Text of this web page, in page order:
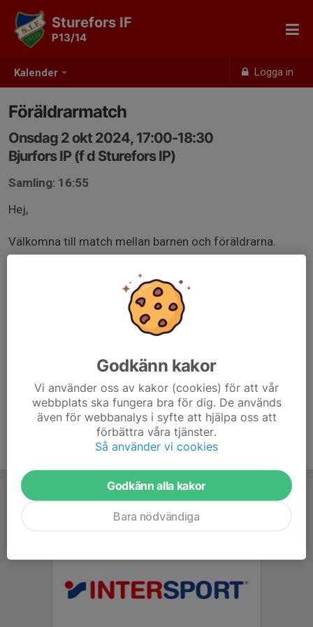
Kalender Logga in
Sturefors IF
P13/14
Föräldrarmatch
Onsdag 2 okt 2024, 17:00-18:30
Bjurfors IP (f d Sturefors IP)
Samling: 16:55
Hej,
Välkomna till match mellan barnen och föräldrarna.
För att detta ska bli en utmaning för grabbarna så
önskar vi endast P13/P14 mot föräldrarna:) Syskon får
Godkänn kakor
Vi använder oss av kakor (cookies) för att vår
webbplats ska fungera bra för dig. De används
även för webbanalys i syfte att hjälpa oss att
förbättra våra tjänster.
Så använder vi cookies
Godkänn alla kakor
Bara nödvändiga